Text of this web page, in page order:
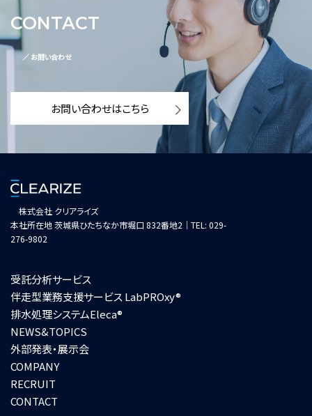
CONTACT
／ お問い合わせ
お問い合わせはこちら
株式会社 クリアライズ
本社所在地 茨城県ひたちなか市堀口 832番地2｜TEL: 029-
276-9802
受託分析サービス
伴走型業務支援サービス LabPROxy®
排水処理システムEleca®
NEWS&TOPICS
外部発表・展示会
COMPANY
RECRUIT
CONTACT